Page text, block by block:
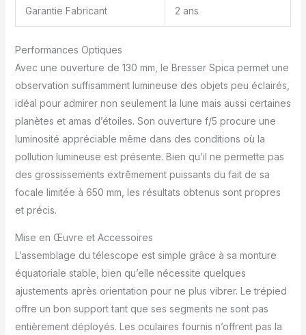
Garantie Fabricant 2 ans
Performances Optiques
Avec une ouverture de 130 mm, le Bresser Spica permet une
observation suffisamment lumineuse des objets peu éclairés,
idéal pour admirer non seulement la lune mais aussi certaines
planètes et amas d’étoiles. Son ouverture f/5 procure une
luminosité appréciable même dans des conditions où la
pollution lumineuse est présente. Bien qu’il ne permette pas
des grossissements extrêmement puissants du fait de sa
focale limitée à 650 mm, les résultats obtenus sont propres
et précis.
Mise en Œuvre et Accessoires
L’assemblage du télescope est simple grâce à sa monture
équatoriale stable, bien qu’elle nécessite quelques
ajustements après orientation pour ne plus vibrer. Le trépied
offre un bon support tant que ses segments ne sont pas
entièrement déployés. Les oculaires fournis n’offrent pas la